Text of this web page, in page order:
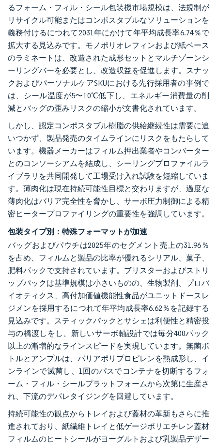
るフォーム・フィル・シール包装機市場規模は、法規制が
リサイクル可能またはコンポスタブルなソリューションを
義務付けるにつれて2031年にかけて年平均成長率6.74％で
拡大する見込みです。モノポリオレフィンおよび紙ベース
のラミネートは、改造された成形セットとマルチゾーンシ
ーリングバーを必要とし、改造収益を促進します。スナッ
クおよびパーソナルケアSKUにおける先行採用者の事例で
は、シール温度が5〜10℃低下し、エネルギー消費量の削
減とバッグの歪みリスクの縮小が文書化されています。
しかし、認定コンポスタブル樹脂の供給継続性は需要に追
いつかず、製品発売のタイムラインにリスクをもたらして
います。機器メーカーはフィルム押出業者やコンバーター
とのコンソーシアムを結成し、シーリングプロファイルラ
イブラリを共同開発して工場受け入れ試験を短縮していま
す。薄肉化は現在持続可能性目標と交わりますが、過度な
薄肉化はバリア完全性を脅かし、サーボ圧力制御による精
密ヒータープロファイリングの重要性を強調しています。
包装タイプ別：特殊フォーマットが加速
バッグおよびパウチは2025年のセグメント売上の31.96％
を占め、フィルムと製品の比率が優れるシリアル、菓子、
肥料パックで支持されています。ブリスターおよびストリ
ップパックは基準規模は小さいものの、生物製剤、プロバ
イオティクス、高付加価値機能性食品がユニットドースレ
ジメンを採用するにつれて年平均成長率6.62％を記録する
見込みです。スティックパックとサシェは利便性と精密投
与の橋渡しをし、新しいサーボ軸設計では毎分400パック
以上の漸増的なラインスピードを実現しています。無菌ボ
トルとアンプルは、バリアポリプロピレンを熱成形し、イ
ンラインで滅菌し、1回のパスでコンテナを切断するフォ
ーム・フィル・シールプラットフォームから次第に生産さ
れ、下流のデパレタイジングを回避しています。
持続可能性の観点からトレイおよび蓋材の革新もさらに推
進されており、紙繊維トレイと低ゲージポリエチレン蓋材
フィルムのヒートシールがヨーグルトおよび乳製品デザー